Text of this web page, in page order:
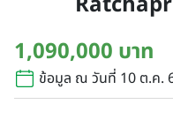
1,090,000 บาท
ข้อมูล ณ วันที่ 10 ต.ค.